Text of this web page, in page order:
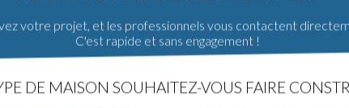
votre projet, et les professionnels vous contactent
C'est rapide et sans engagement !
DE MAISON SOUHAITEZ-VOUS FAIRE